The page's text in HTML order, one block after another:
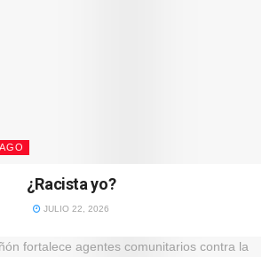
¿Racista yo?
JULIO 22, 2026